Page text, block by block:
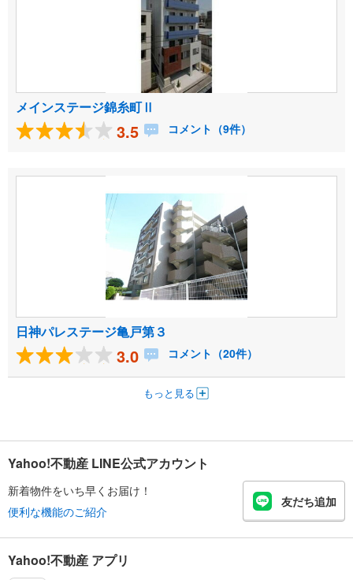
メインステージ錦糸町Ⅱ
3.5 コメント（9件）
日神パレステージ亀戸第３
3.0 コメント（20件）
もっと見る
Yahoo!不動産 LINE公式アカウント
新着物件をいち早くお届け！
便利な機能のご紹介
友だち追加
Yahoo!不動産 アプリ